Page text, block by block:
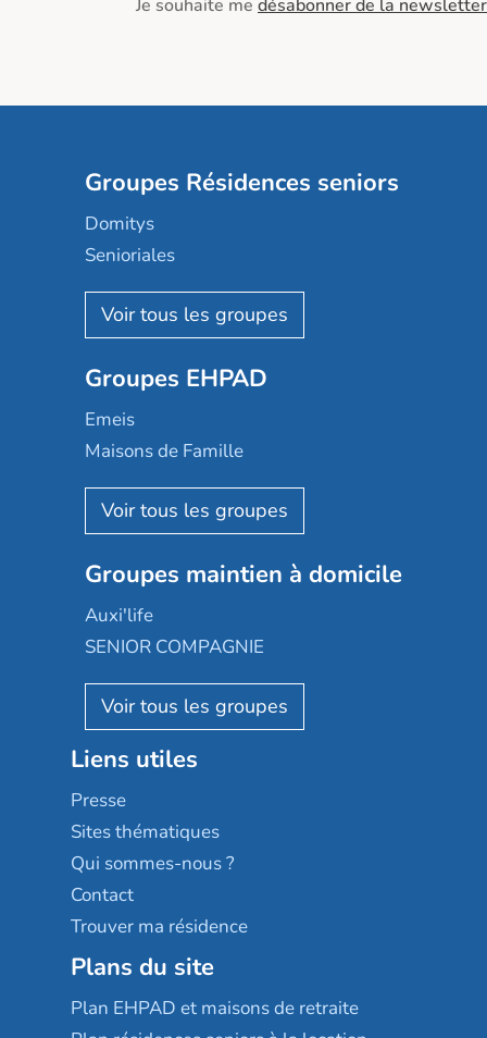
Je souhaite me désabonner de la newsletter
Groupes Résidences seniors
Domitys
Senioriales
Nohée
Les Résidentiels
Mobicap
Domusvi
Happy Senior
Aquarelia
Nexity edenea
Les jardins d'Arcadie
Occitalia
Appartseniors
Reseda
Stella management
Les villages d'or
Sérénys
Résidences services Villa Médicis
Groupes EHPAD
Emeis
Maisons de Famille
Korian
Emera
Groupe SOS
Le Noble Âge
Almage
Résidalya
Groupe aplus
Groupes maintien à domicile
Auxi'life
SENIOR COMPAGNIE
AGE D'OR Services
Liens utiles
Presse
Sites thématiques
Qui sommes-nous ?
Contact
Trouver ma résidence
Plans du site
Plan EHPAD et maisons de retraite